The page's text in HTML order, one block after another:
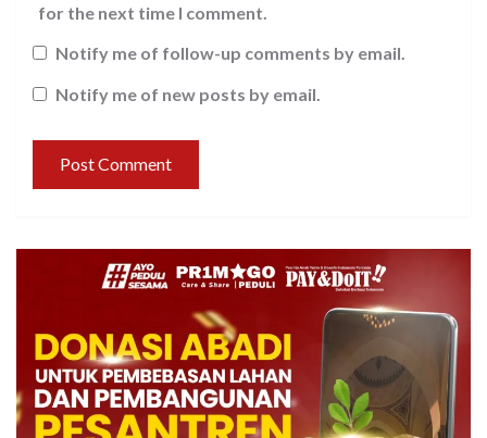
for the next time I comment.
Notify me of follow-up comments by email.
Notify me of new posts by email.